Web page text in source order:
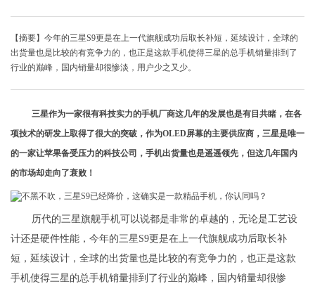
【摘要】今年的三星S9更是在上一代旗舰成功后取长补短，延续设计，全球的
出货量也是比较的有竞争力的，也正是这款手机使得三星的总手机销量排到了
行业的巅峰，国内销量却很惨淡，用户少之又少。
三星作为一家很有科技实力的手机厂商这几年的发展也是有目共睹，在各
项技术的研发上取得了很大的突破，作为OLED屏幕的主要供应商，三星是唯一
的一家让苹果备受压力的科技公司，手机出货量也是遥遥领先，但这几年国内
的市场却走向了衰败！
历代的三星旗舰手机可以说都是非常的卓越的，无论是工艺设
计还是硬件性能，今年的三星S9更是在上一代旗舰成功后取长补
短，延续设计，全球的出货量也是比较的有竞争力的，也正是这款
手机使得三星的总手机销量排到了行业的巅峰，国内销量却很惨